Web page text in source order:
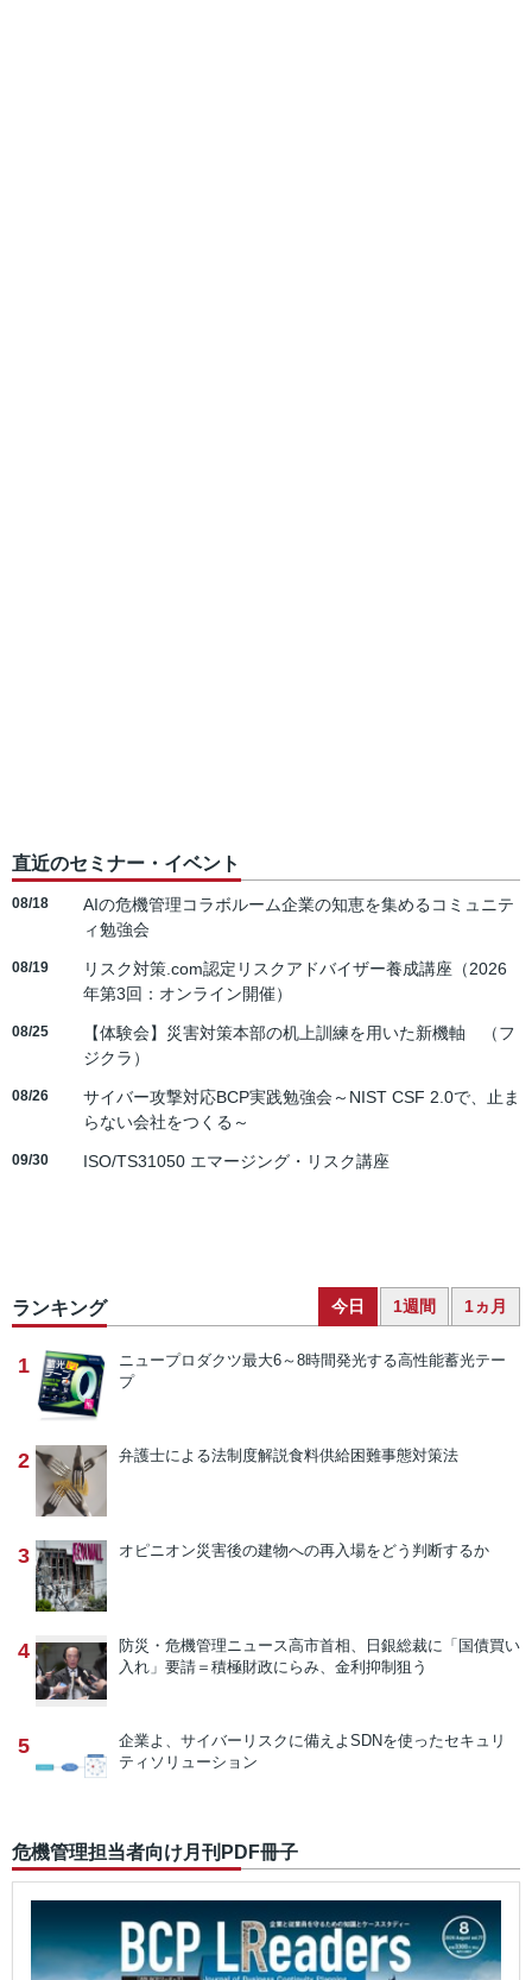
直近のセミナー・イベント
08/18
AIの危機管理コラボルーム企業の知恵を集めるコミュニテ
ィ勉強会
08/19
リスク対策.com認定リスクアドバイザー養成講座（2026
年第3回：オンライン開催）
08/25
【体験会】災害対策本部の机上訓練を用いた新機軸 （フ
ジクラ）
08/26
サイバー攻撃対応BCP実践勉強会～NIST CSF 2.0で、止ま
らない会社をつくる～
09/30 ISO/TS31050 エマージング・リスク講座
ランキング 今日 1週間 1ヵ月
1 ニュープロダクツ最大6～8時間発光する高性能蓄光テー
プ
2 弁護士による法制度解説食料供給困難事態対策法
3 オピニオン災害後の建物への再入場をどう判断するか
4 防災・危機管理ニュース高市首相、日銀総裁に「国債買い
入れ」要請＝積極財政にらみ、金利抑制狙う
5 企業よ、サイバーリスクに備えよ SDNを使ったセキュリ
ティソリューション
危機管理担当者向け月刊PDF冊子